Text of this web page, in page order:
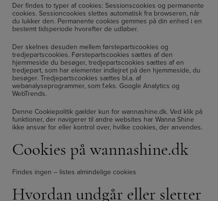
Der findes to typer af cookies: Sessionscookies og permanente
cookies. Sessioncookies slettes automatisk fra browseren, når
du lukker den. Permanente cookies gemmes på din enhed i en
bestemt tidsperiode hvorefter de udløber.
Der skelnes desuden mellem førstepartscookies og
tredjepartscookies. Førstepartscookies sættes af den
hjemmeside du besøger, tredjepartscookies sættes af en
tredjepart, som har elementer indlejret på den hjemmeside, du
besøger. Tredjepartscookies sættes bl.a. af
webanalyseprogrammer, som f.eks. Google Analytics og
WebTrends.
Denne Cookiepolitik gælder kun for wannashine.dk. Ved klik på
funktioner, der navigerer til andre websites har Wanna Shine
ikke ansvar for eller kontrol over, hvilke cookies, der anvendes.
Cookies på wannashine.dk
Findes ingen – listes almindelige cookies
Hvordan undgår eller sletter